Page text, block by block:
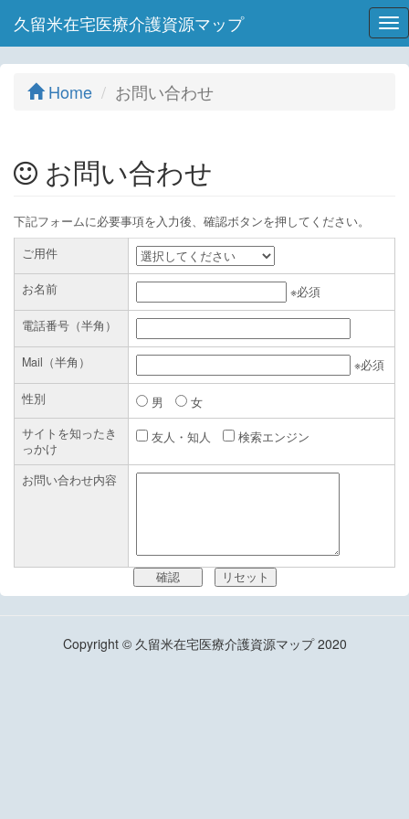
久留米在宅医療介護資源マップ
Home お問い合わせ
お問い合わせ
下記フォームに必要事項を入力後、確認ボタンを押してください。
ご用件
お名前 ※必須
電話番号（半角）
Mail（半角） ※必須
性別 男
女
サイトを知ったき
っかけ
友人・知人 検索エンジン
お問い合わせ内容
Copyright © 久留米在宅医療介護資源マップ 2020